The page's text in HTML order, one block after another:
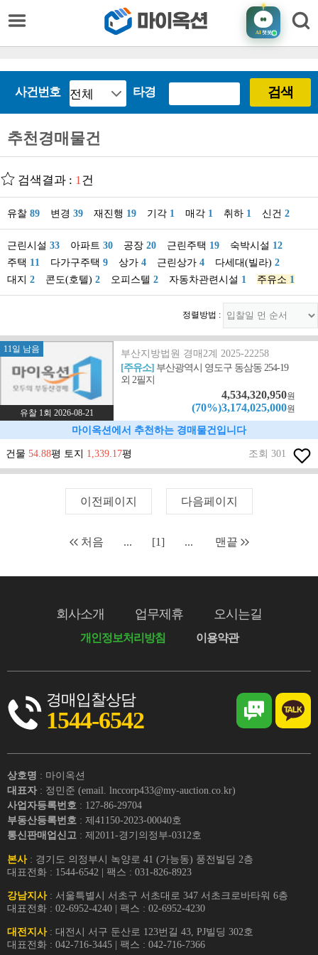
AI챗봇
사건번호 타경 검색
추천경매물건
검색결과 : 1건
유찰 89 변경 39 재진행 19 기각 1 매각 1 취하 1 신건 2
근린시설 33 아파트 30 공장 20 근린주택 19 숙박시설 12
주택 11 다가구주택 9 상가 4 근린상가 4 다세대(빌라) 2
대지 2 콘도(호텔) 2 오피스텔 2 자동차관련시설 1 주유소 1
정렬방법 :
11일 남음
유찰 1회 2026-08-21
부산지방법원 경매2계 2025-22258
[주유소] 부산광역시 영도구 동삼동 254-19
외 2필지
4,534,320,950원
(70%)3,174,025,000원
마이옥션에서 추천하는 경매물건입니다
건물 54.88평 토지 1,339.17평 조회 301
이전페이지 다음페이지
처음 ... [1] ... 맨끝
회사소개 업무제휴 오시는길
개인정보처리방침 이용약관
경매입찰상담
1544-6542
상호명 : 마이옥션
대표자 : 정민준 (email. lnccorp433@my-auction.co.kr)
사업자등록번호 : 127-86-29704
부동산등록번호 : 제41150-2023-00040호
통신판매업신고 : 제2011-경기의정부-0312호
본사: 경기도 의정부시 녹양로 41 (가능동) 풍전빌딩 2층
대표전화 : 1544-6542 | 팩스 : 031-826-8923
강남지사: 서울특별시 서초구 서초대로 347 서초크로바타워 6층
대표전화 : 02-6952-4240 | 팩스 : 02-6952-4230
대전지사: 대전시 서구 둔산로 123번길 43, PJ빌딩 302호
대표전화 : 042-716-3445 | 팩스 : 042-716-7366